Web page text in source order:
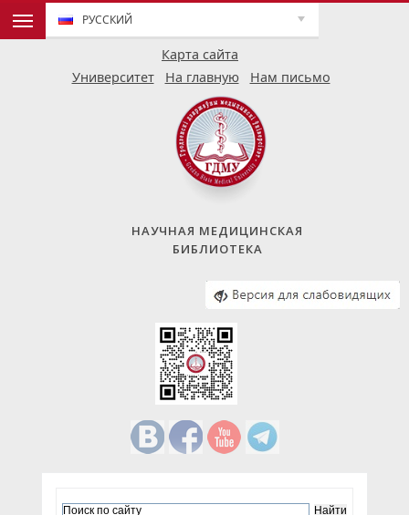
Карта сайта
РУССКИЙ
Университет На главную Нам письмо
НАУЧНАЯ МЕДИЦИНСКАЯ
БИБЛИОТЕКА